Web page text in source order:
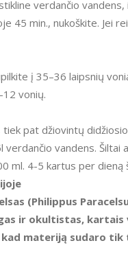
verdančio
45 min., nukoškite. Jei
į 35–36 laipsnių
vonių.
pat džiovintų
vandens. Šiltai
ml. 4-5 kartus per dieną
(Philippus
ir okultistas, kartais
materiją sudaro